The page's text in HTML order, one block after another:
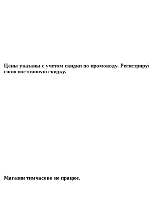
Цены указаны с учетом скидки по промокоду.
свою постоянную скидку.
Магазин тимчасово не працює.